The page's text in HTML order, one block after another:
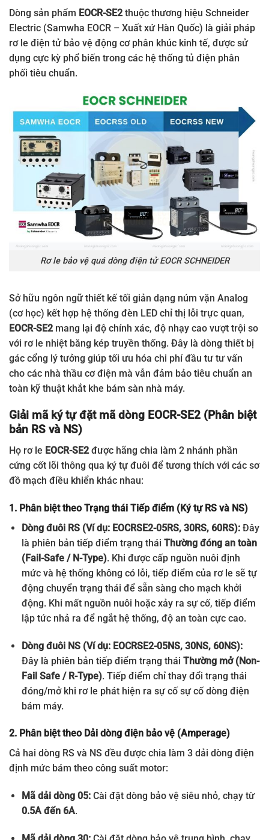
Dòng sản phẩm EOCR-SE2thuộc thương hiệu Schneider
Electric (Samwha EOCR – Xuất xứ Hàn Quốc) là giải pháp
rơ le điện tử bảo vệ động cơ phân khúc kinh tế, được sử
dụng cực kỳ phổ biến trong các hệ thống tủ điện phân
phối tiêu chuẩn.
Rơ le bảo vệ quá dòng điện tử EOCR SCHNEIDER
Sở hữu ngôn ngữ thiết kế tối giản dạng núm vặn Analog
(cơ học) kết hợp hệ thống đèn LED chỉ thị lỗi trực quan,
EOCR-SE2mang lại độ chính xác, độ nhạy cao vượt trội so
với rơ le nhiệt băng kép truyền thống. Đây là dòng thiết bị
gác cổng lý tưởng giúp tối ưu hóa chi phí đầu tư tư vấn
cho các nhà thầu cơ điện mà vẫn đảm bảo tiêu chuẩn an
toàn kỹ thuật khắt khe bám sàn nhà máy.
Giải mã ký tự đặt mã dòng EOCR-SE2 (Phân biệt
bản RS và NS)
Họ rơ le EOCR-SE2được hãng chia làm 2 nhánh phần
cứng cốt lõi thông qua ký tự đuôi để tương thích với các sơ
đồ mạch điều khiển khác nhau:
1. Phân biệt theo Trạng thái Tiếp điểm (Ký tự RS và NS)
Dòng đuôi RS (Ví dụ: EOCRSE2-05RS, 30RS, 60RS):Đây
là phiên bản tiếp điểm trạng thái Thường đóng an toàn
(Fail-Safe / N-Type). Khi được cấp nguồn nuôi định
mức và hệ thống không có lỗi, tiếp điểm của rơ le sẽ tự
động chuyển trạng thái để sẵn sàng cho mạch khởi
động. Khi mất nguồn nuôi hoặc xảy ra sự cố, tiếp điểm
lập tức nhả ra để ngắt hệ thống, độ an toàn cực cao.
Dòng đuôi NS (Ví dụ: EOCRSE2-05NS, 30NS, 60NS):
Đây là phiên bản tiếp điểm trạng thái Thường mở (Non-
Fail Safe / R-Type). Tiếp điểm chỉ thay đổi trạng thái
đóng/mở khi rơ le phát hiện ra sự cố sự cố dòng điện
bám máy.
2. Phân biệt theo Dải dòng điện bảo vệ (Amperage)
Cả hai dòng RS và NS đều được chia làm 3 dải dòng điện
định mức bám theo công suất motor:
Mã dải dòng 05:Cài đặt dòng bảo vệ siêu nhỏ, chạy từ
0.5A đến 6A.